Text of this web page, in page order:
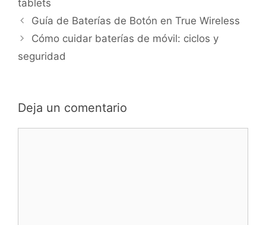
tablets
Navegación
de
Guía de Baterías de Botón en True Wireless
Cómo cuidar baterías de móvil: ciclos y
seguridad
Deja un comentario